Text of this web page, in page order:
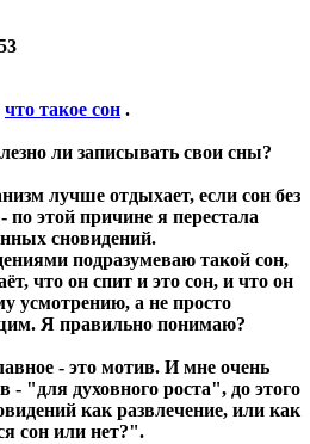
что такое сон .
ли записывать свои сны?
лучше отдыхает, если сон без
по этой причине я перестала
сновидений.
подразумеваю такой сон,
что он спит и это сон, и что он
усмотрению, а не просто
Я правильно понимаю?
- это мотив. И мне очень
- "для духовного роста", до этого
как развлечение, или как
сон или нет?".